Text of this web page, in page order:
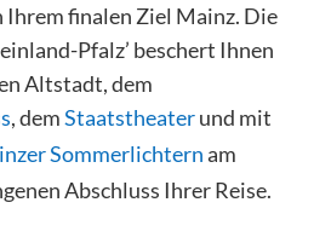
finalen Ziel Mainz. Die
Pfalz’ beschert Ihnen
Altstadt, dem
, demStaatstheaterund mit
Sommerlichternam
Abschluss Ihrer Reise.